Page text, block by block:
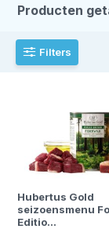
Producten
Filters
Hubertus Gold
seizoensmenu
Editio...